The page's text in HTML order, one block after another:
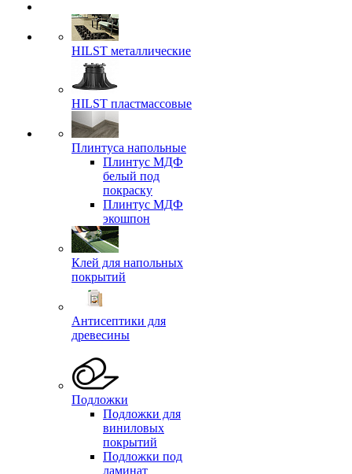
HILST металлические
HILST пластмассовые
Плинтуса напольные
Плинтус МДФ
белый под
покраску
Плинтус МДФ
экошпон
Клей для напольных
покрытий
Антисептики для
древесины
Подложки
Подложки для
виниловых
покрытий
Подложки под
ламинат